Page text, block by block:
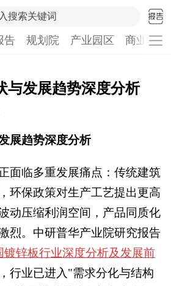
搜索关键词
告 规划院 产业园区 商业计
与发展趋势深度分析
展趋势深度分析
面临多重发展痛点：传统建筑
环保政策对生产工艺提出更高
动压缩利润空间，产品同质化
烈。 中研普华产业院研究报告
镀锌板行业深度分析及发展前
行业已进入"需求分化与结构